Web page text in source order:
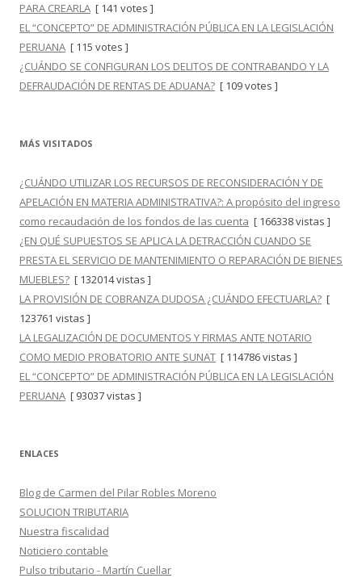
PARA CREARLA [ 141 votes ]
EL “CONCEPTO” DE ADMINISTRACIÓN PÚBLICA EN LA LEGISLACIÓN
PERUANA [ 115 votes ]
¿CUÁNDO SE CONFIGURAN LOS DELITOS DE CONTRABANDO Y LA
DEFRAUDACIÓN DE RENTAS DE ADUANA? [ 109 votes ]
MÁS VISITADOS
¿CUÁNDO UTILIZAR LOS RECURSOS DE RECONSIDERACIÓN Y DE
APELACIÓN EN MATERIA ADMINISTRATIVA?: A propósito del ingreso
como recaudación de los fondos de las cuenta [ 166338 vistas ]
¿EN QUÉ SUPUESTOS SE APLICA LA DETRACCIÓN CUANDO SE
PRESTA EL SERVICIO DE MANTENIMIENTO O REPARACIÓN DE BIENES
MUEBLES? [ 132014 vistas ]
LA PROVISIÓN DE COBRANZA DUDOSA ¿CUÁNDO EFECTUARLA? [
123761 vistas ]
LA LEGALIZACIÓN DE DOCUMENTOS Y FIRMAS ANTE NOTARIO
COMO MEDIO PROBATORIO ANTE SUNAT [ 114786 vistas ]
EL “CONCEPTO” DE ADMINISTRACIÓN PÚBLICA EN LA LEGISLACIÓN
PERUANA [ 93037 vistas ]
ENLACES
Blog de Carmen del Pilar Robles Moreno
SOLUCION TRIBUTARIA
Nuestra fiscalidad
Noticiero contable
Pulso tributario - Martín Cuellar